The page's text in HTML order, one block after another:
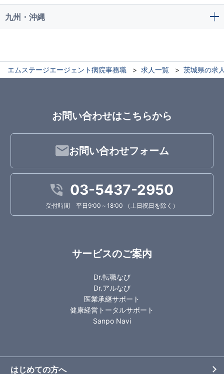
九州・沖縄
エムステージエージェント病院事務職 求人一覧 茨城県の求
お問い合わせはこちらから
お問い合わせフォーム
03-5437-2950
受付時間 平日9:00～18:00 （土日祝日を除く）
サービスのご案内
Dr.転職なび
Dr.アルなび
医業承継サポート
健康経営トータルサポート
Sanpo Navi
はじめての方へ